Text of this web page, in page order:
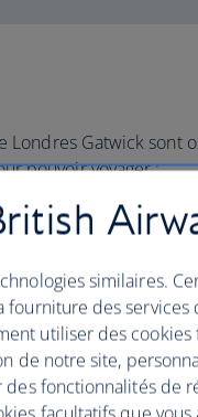
Londres Gatwick sont
pouvoir voyager :
long-courrier
avant le départ
moins20 minutes
» ci-dessous.
similaires.
des services
utiliser des
de notre site,
fonctionnalités de